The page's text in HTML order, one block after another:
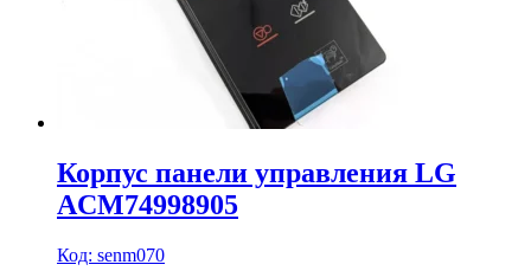
Корпус панели управления LG
ACM74998905
Код: senm070